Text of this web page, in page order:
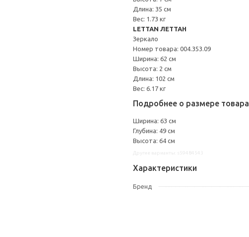
Длина: 35 см
Вес: 1.73 кг
LETTAN ЛЕТТАН
Зеркало
Номер товара: 004.353.09
Ширина: 62 см
Высота: 2 см
Длина: 102 см
Вес: 6.17 кг
Подробнее о размере товара
Ширина: 63 см
Глубина: 49 см
Высота: 64 см
Характеристики
Бренд